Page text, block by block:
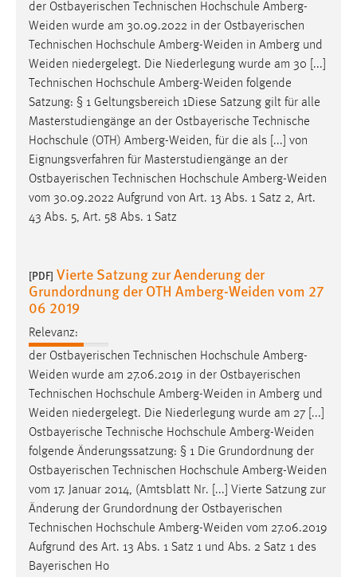
der Ostbayerischen Technischen Hochschule Amberg-
Weiden wurde am 30.09.2022 in der Ostbayerischen
Technischen Hochschule Amberg-Weiden in Amberg und
Weiden niedergelegt. Die Niederlegung wurde am 30 [...]
Technischen Hochschule Amberg-Weiden folgende
Satzung: § 1 Geltungsbereich 1Diese Satzung gilt für alle
Masterstudiengänge an der Ostbayerische Technische
Hochschule (OTH) Amberg-Weiden, für die als [...] von
Eignungsverfahren für Masterstudiengänge an der
Ostbayerischen Technischen Hochschule Amberg-Weiden
vom 30.09.2022 Aufgrund von Art. 13 Abs. 1 Satz 2, Art.
43 Abs. 5, Art. 58 Abs. 1 Satz
[PDF] Vierte Satzung zur Aenderung der
Grundordnung der OTH Amberg-Weiden vom 27
06 2019
Relevanz:
der Ostbayerischen Technischen Hochschule Amberg-
Weiden wurde am 27.06.2019 in der Ostbayerischen
Technischen Hochschule Amberg-Weiden in Amberg und
Weiden niedergelegt. Die Niederlegung wurde am 27 [...]
Ostbayerische Technische Hochschule Amberg-Weiden
folgende Änderungssatzung: § 1 Die Grundordnung der
Ostbayerischen Technischen Hochschule Amberg-Weiden
vom 17. Januar 2014, (Amtsblatt Nr. [...] Vierte Satzung zur
Änderung der Grundordnung der Ostbayerischen
Technischen Hochschule Amberg-Weiden vom 27.06.2019
Aufgrund des Art. 13 Abs. 1 Satz 1 und Abs. 2 Satz 1 des
Bayerischen Ho